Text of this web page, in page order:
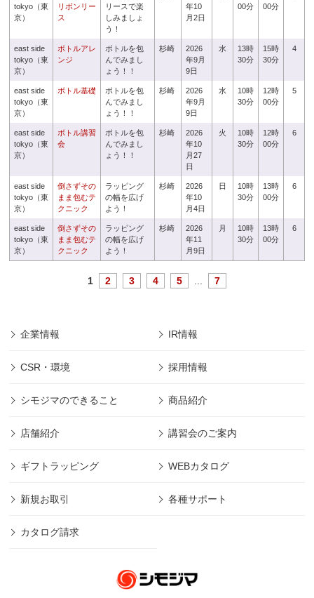
tokyo（東
京）
リボンリー
ス
リースで楽
しみましょ
う！
年10
月2日
00分
00分
east side
tokyo（東
京）
ボトルアレ
ンジ
ボトルを包
んでみまし
ょう！！
杉崎
2026
年9月
9日
水
13時
30分
15時
30分
4
east side
tokyo（東
京）
ボトル基礎
ボトルを包
んでみまし
ょう！！
杉崎
2026
年9月
9日
水
10時
30分
12時
00分
5
east side
tokyo（東
京）
ボトル講習
会
ボトルを包
んでみまし
ょう！！
杉崎
2026
年10
月27
日
火
10時
30分
12時
00分
6
east side
tokyo（東
京）
倒さずその
まま包むテ
クニック
ラッピング
の幅を広げ
よう！
杉崎
2026
年10
月4日
日
10時
30分
13時
00分
6
east side
tokyo（東
京）
倒さずその
まま包むテ
クニック
ラッピング
の幅を広げ
よう！
杉崎
2026
年11
月9日
月
10時
30分
13時
00分
6
1 2 3 4 5 7
企業情報 IR情報
CSR・環境 採用情報
シモジマのできること 商品紹介
店舗紹介 講習会のご案内
ギフトラッピング WEBカタログ
新規お取引 各種サポート
カタログ請求